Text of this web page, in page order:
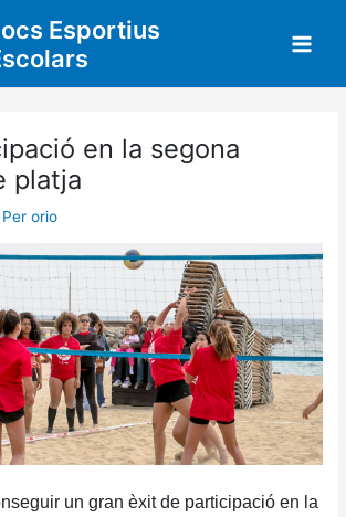
Esportius
en la segona
platja
orio
un gran èxit de participació en la